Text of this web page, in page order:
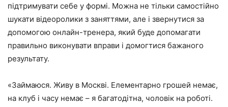
підтримувати себе у формі. Можна не тільки самостійно
шукати відеоролики з заняттями, але і звернутися за
допомогою онлайн-тренера, який буде допомагати
правильно виконувати вправи і домогтися бажаного
результату.
«Займаюся. Живу в Москві. Елементарно грошей немає,
на клуб і часу немає – я багатодітна, чоловік на роботі.